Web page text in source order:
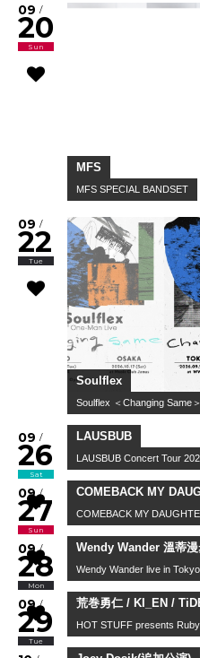
09 /
20
Sun
MFS
MFS SPECIAL BANDSET
09 /
22
Tue
Soulflex
Soulflex ＜Changing Same＞
09 /
26
Sat
LAUSBUB
09